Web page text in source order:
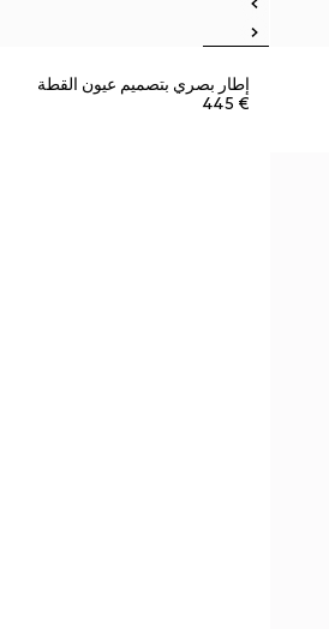
إطار بصري بتصميم عيون القطة
€ 445